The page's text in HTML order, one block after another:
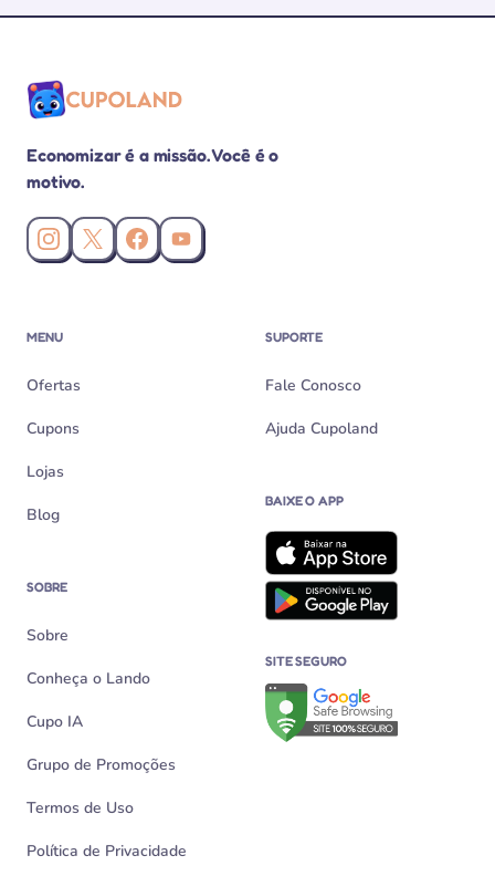
Economizar é a missão. Você é o
motivo.
Instagram da Cupoland
X (Twitter) da Cupoland
Facebook da Cupoland
Canal da Cupoland no YouTube
MENU
Ofertas
Cupons
Lojas
Blog
SOBRE
Sobre
Conheça o Lando
Cupo IA
Grupo de Promoções
Termos de Uso
Política de Privacidade
SUPORTE
Fale Conosco
Ajuda Cupoland
BAIXE O APP
SITE SEGURO
Verificação de site seguro